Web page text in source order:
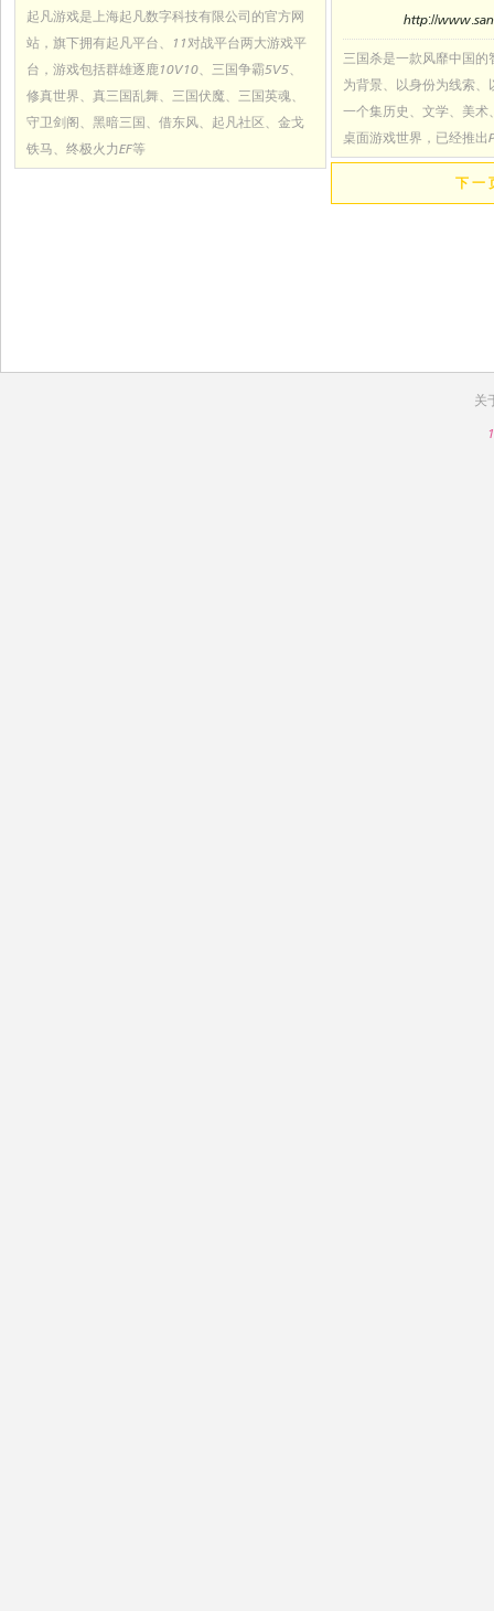
起凡游戏是上海起凡数字科技有限公司的官方网
站，旗下拥有起凡平台、11对战平台两大游戏平
台，游戏包括群雄逐鹿10V10、三国争霸5V5、
修真世界、真三国乱舞、三国伏魔、三国英魂、
守卫剑阁、黑暗三国、借东风、起凡社区、金戈
铁马、终极火力EF等
http://
三国杀是一款风靡中国
为背景、以身份为线索
一个集历史、文学、美术
桌面游戏世界，已经推出
下 一
关